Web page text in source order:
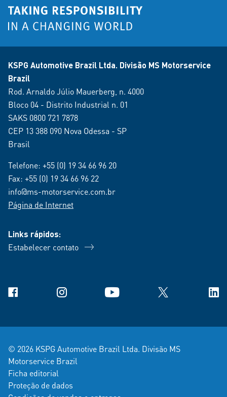
KSPG Automotive Brazil Ltda. Divisão MS Motorservice
Brazil
Rod. Arnaldo Júlio Mauerberg, n. 4000
Bloco 04 - Distrito Industrial n. 01
SAKS 0800 721 7878
CEP 13 388 090 Nova Odessa - SP
Brasil
Telefone: +55 (0) 19 34 66 96 20
Fax: +55 (0) 19 34 66 96 22
info@ms-motorservice.com.br
Página de Internet
Links rápidos:
Estabelecer contato
Facebook Instagram YouTube X
© 2026 KSPG Automotive Brazil Ltda. Divisão MS
Motorservice Brazil
Ficha editorial
Proteção de dados